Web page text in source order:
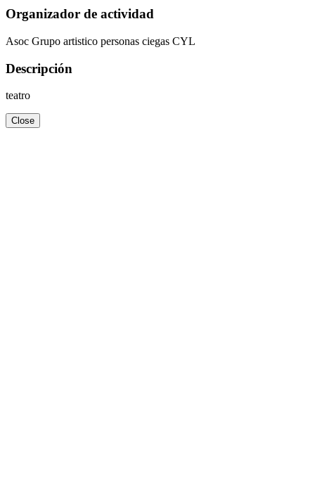
Organizador de actividad
Asoc Grupo artistico personas ciegas CYL
Descripción
teatro
Close